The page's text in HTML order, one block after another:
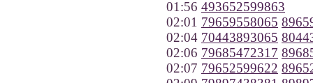
01:56 493652599863
02:01 79659558065
02:04 70443893065
02:06 79685472317
02:07 79652599622